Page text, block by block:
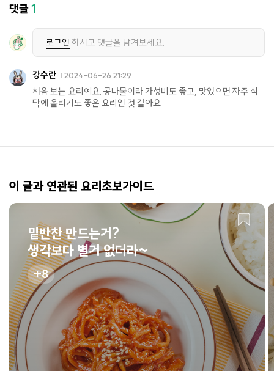
댓글1
로그인 하시고 댓글을 남겨보세요.
강수란 2024-06-26 21:29
처음 보는 요리예요. 콩나물이라 가성비도 좋고, 맛있으면 자주 식
탁에 올리기도 좋은 요리인 것 같아요.
이 글과 연관된 요리초보가이드
밑반찬 만드는거?
생각보다 별거 없더라~
8